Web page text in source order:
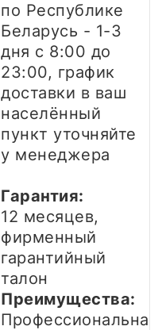
по Республике
Беларусь - 1-3
дня с 8:00 до
23:00, график
доставки в ваш
населённый
пункт уточняйте
у менеджера
Гарантия:
12 месяцев,
фирменный
гарантийный
талон
Преимущества:
Профессиональная